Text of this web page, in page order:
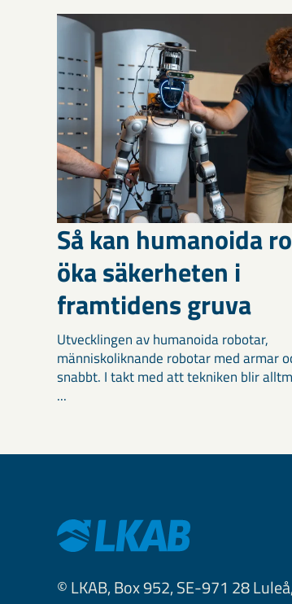
Så kan humanoida
öka säkerheten i
framtidens gruva
Utvecklingen av humanoida robotar,
människoliknande robotar med armar
snabbt. I takt med att tekniken blir
...
© LKAB, Box 952, SE-971 28